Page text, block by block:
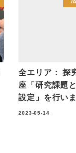
全エリア： 探
座「研究課題
設定」を行い
2023-05-14